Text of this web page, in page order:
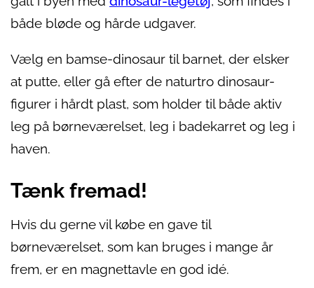
både bløde og hårde udgaver.
Vælg en bamse-dinosaur til barnet, der elsker
at putte, eller gå efter de naturtro dinosaur-
figurer i hårdt plast, som holder til både aktiv
leg på børneværelset, leg i badekarret og leg i
haven.
Tænk fremad!
Hvis du gerne vil købe en gave til
børneværelset, som kan bruges i mange år
frem, er en magnettavle en god idé.